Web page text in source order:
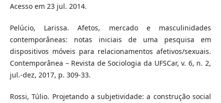
Acesso em 23 jul. 2014.
Pelúcio, Larissa. Afetos, mercado e masculinidades
contemporâneas: notas iniciais de uma pesquisa em
dispositivos móveis para relacionamentos afetivos/sexuais.
Contemporânea – Revista de Sociologia da UFSCar, v. 6, n. 2,
jul.-dez, 2017, p. 309-33.
Rossi, Túlio. Projetando a subjetividade: a construção social